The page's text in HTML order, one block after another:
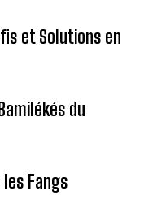
et Solutions en
du
Fangs